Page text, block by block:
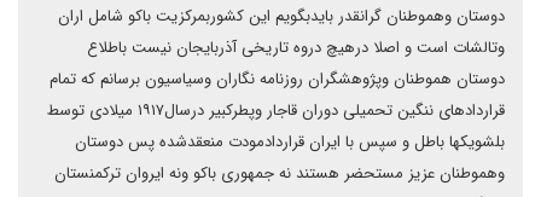
دوستان وهموطنان گرانقدر بایدبگویم این کشوربمرکزیت باکو شامل اران
وتالشات است و اصلا درهیچ دروه تاریخی آذربایجان نیست باطلاع
دوستان هموطنان وپژوهشگران روزنامه نگاران وسیاسیون برسانم که تمام
قراردادهای ننگین تحمیلی دوران قاجار وپطرکبیر درسال۱۹۱۷ میلادی توسط
بلشویکها باطل و سپس با ایران قراردادمودت منعقدشده پس دوستان
وهموطنان عزیز مستحضر هستند نه جمهوری باکو ونه ایروان ترکمنستان